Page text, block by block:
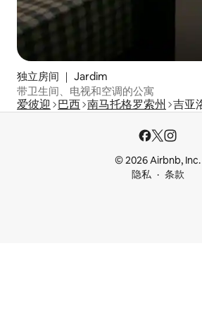
独立房间 ｜ Jardim
带卫生间、电视和空调的公寓
爱彼迎 巴西 南马托格罗索州 吉亚
© 2026 Airbnb, Inc.
隐私
条款